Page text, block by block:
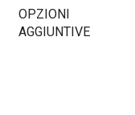
OPZIONI
AGGIUNTIVE